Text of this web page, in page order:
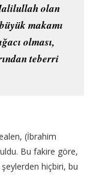
olan
makamı
olması,
teberri
(İbrahim
Bu fakire göre,
şeylerden hiçbiri, bu